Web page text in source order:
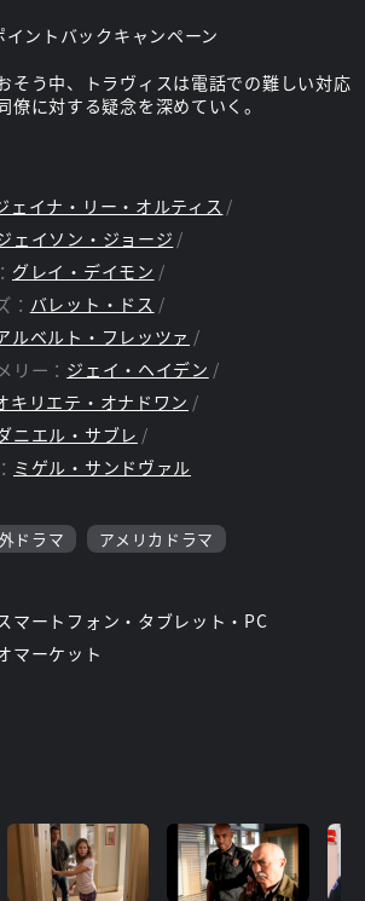
そう中、トラヴィスは電話での難しい対応
僚に対する疑念を深めていく。
ェイナ・リー・オルティス
ェイソン・ジョージ
グレイ・デイモン
： バレット・ドス
ルベルト・フレッツァ
リー： ジェイ・ヘイデン
キリエテ・オナドワン
ニエル・サブレ
ミゲル・サンドヴァル
ドラマ
アメリカドラマ
マートフォン・タブレット・PC
マーケット